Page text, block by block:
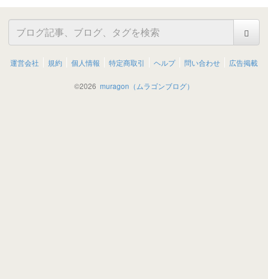
運営会社 規約 個人情報 特定商取引 ヘルプ 問い合わせ 広告掲載
©2026 muragon（ムラゴンブログ）